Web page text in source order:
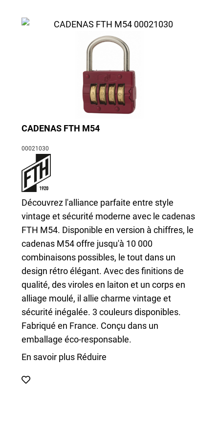
CADENAS FTH M54
00021030
Découvrez l'alliance parfaite entre style
vintage et sécurité moderne avec le cadenas
FTH M54. Disponible en version à chiffres, le
cadenas M54 offre jusqu'à 10 000
combinaisons possibles, le tout dans un
design rétro élégant. Avec des finitions de
qualité, des viroles en laiton et un corps en
alliage moulé, il allie charme vintage et
sécurité inégalée. 3 couleurs disponibles.
Fabriqué en France. Conçu dans un
emballage éco-responsable.
En savoir plus Réduire